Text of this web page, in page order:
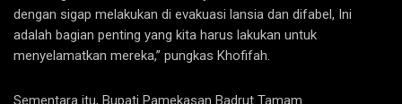
dengan sigap melakukan di evakuasi lansia dan difabel, Ini
adalah bagian penting yang kita harus lakukan untuk
menyelamatkan mereka,” pungkas Khofifah.
Sementara itu, Bupati Pamekasan Badrut Tamam